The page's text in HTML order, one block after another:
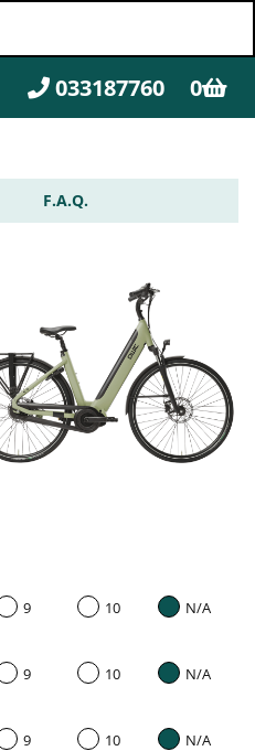
033187760 0
F.A.Q.
9 10 N/A
9 10 N/A
9 10 N/A